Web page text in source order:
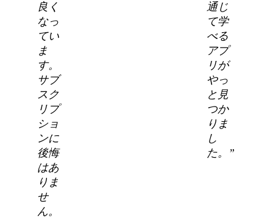
良く
なっ
てい
ま
す。
サブ
スク
リプ
ショ
ンに
後悔
はあ
りま
せ
ん。
通じ
て学
べる
アプ
リが
やっ
と見
つか
りま
し
た。”